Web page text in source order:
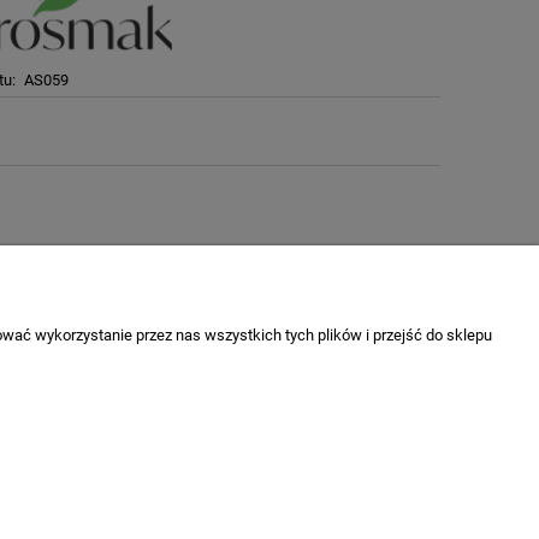
AS059
wykorzystanie przez nas wszystkich tych plików i przejść do sklepu